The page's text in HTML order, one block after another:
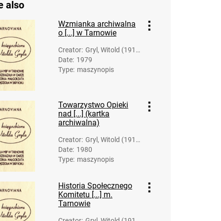
also
Wzmianka archiwalna
o [...] w Tarnowie
Creator: Gryl, Witold (1919
-2007)
Date: 1979
Type: maszynopis
Towarzystwo Opieki
nad [...] (kartka
archiwalna)
Creator: Gryl, Witold (1919
-2007)
Date: 1980
Type: maszynopis
Historia Społecznego
Komitetu [...] m.
Tarnowie